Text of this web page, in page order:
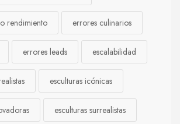
rendimiento errores culinarios
errores leads escalabilidad
esculturas icónicas
esculturas surrealistas